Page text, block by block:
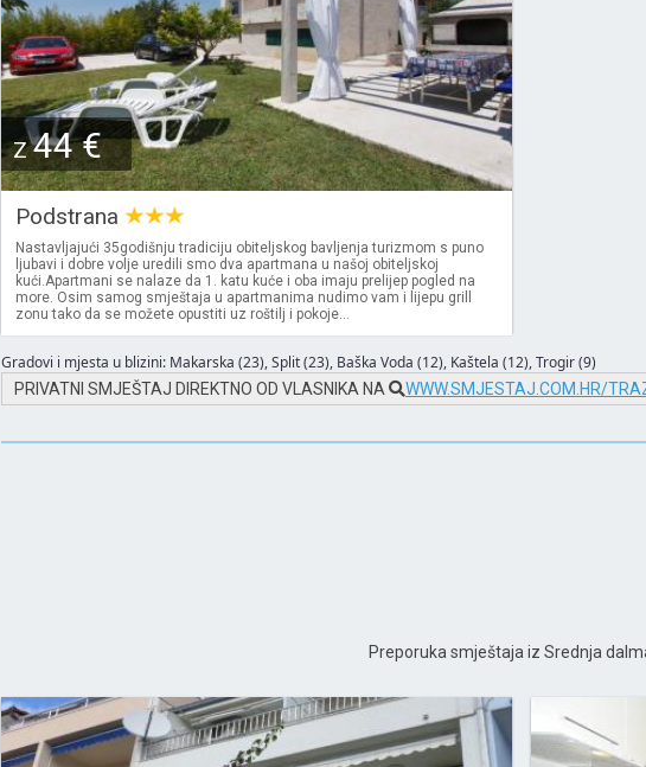
Z44 €
Podstrana
Nastavljajući 35godišnju tradiciju obiteljskog bavljenja turizmom s puno
ljubavi i dobre volje uredili smo dva apartmana u našoj obiteljskoj
kući.Apartmani se nalaze da 1. katu kuće i oba imaju prelijep pogled na
more. Osim samog smještaja u apartmanima nudimo vam i lijepu grill
zonu tako da se možete opustiti uz roštilj i pokoje...
Gradovi i mjesta u blizini: Makarska (23),Split (23), Baška Voda (12), Kaštela (12),Trogir (9)
PRIVATNI SMJEŠTAJ DIREKTNO OD VLASNIKA NA WWW.SMJESTAJ.COM.HR/
Preporuka smještaja iz Srednja